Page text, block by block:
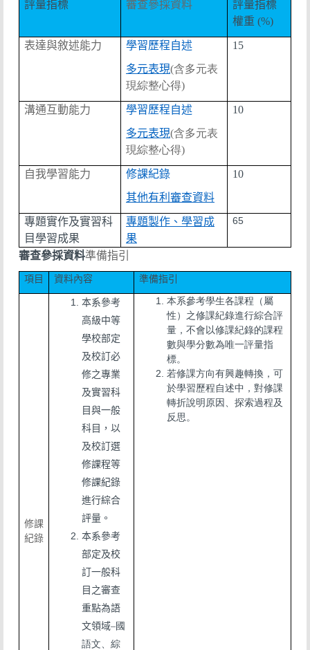
評量指標 審查參採資料
評量指標
權重 (%)
表達與敘述能力
學習歷程自述
多元表現(含多元表
現綜整心得)
15
溝通互動能力
學習歷程自述
多元表現(含多元表
現綜整心得)
10
自我學習能力
修課紀錄
其他有利審查資料
10
專題實作及實習科
目學習成果
專題製作、學習成
果
65
審查參採資料準備指引
項目 資料內容 準備指引
修課
紀錄
本系參考
高級中等
學校部定
及校訂必
修之專業
及實習科
目與一般
科目，以
及校訂選
修課程等
修課紀錄
進行綜合
評量。
本系參考
部定及校
訂一般科
目之審查
重點為語
文領域–國
語文、綜
本系參考學生各課程（屬
性）之修課紀錄進行綜合評
量，不會以修課紀錄的課程
數與學分數為唯一評量指
標。
若修課方向有興趣轉換，可
於學習歷程自述中，對修課
轉折說明原因、探索過程及
反思。